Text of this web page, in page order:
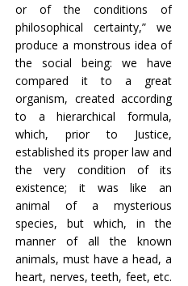
or of the conditions of
philosophical certainty,” we
produce a monstrous idea of
the social being: we have
compared it to a great
organism, created according
to a hierarchical formula,
which, prior to Justice,
established its proper law and
the very condition of its
existence; it was like an
animal of a mysterious
species, but which, in the
manner of all the known
animals, must have a head, a
heart, nerves, teeth, feet, etc.